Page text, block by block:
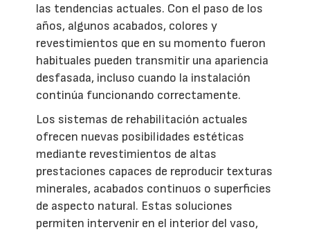
las tendencias actuales. Con el paso de los
años, algunos acabados, colores y
revestimientos que en su momento fueron
habituales pueden transmitir una apariencia
desfasada, incluso cuando la instalación
continúa funcionando correctamente.
Los sistemas de rehabilitación actuales
ofrecen nuevas posibilidades estéticas
mediante revestimientos de altas
prestaciones capaces de reproducir texturas
minerales, acabados continuos o superficies
de aspecto natural. Estas soluciones
permiten intervenir en el interior del vaso,